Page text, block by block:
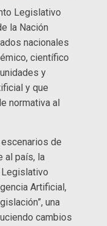
Legislativo
la Nación
nacionales
científico
y
y que
normativa al
de
al país, la
Artificial,
una
cambios